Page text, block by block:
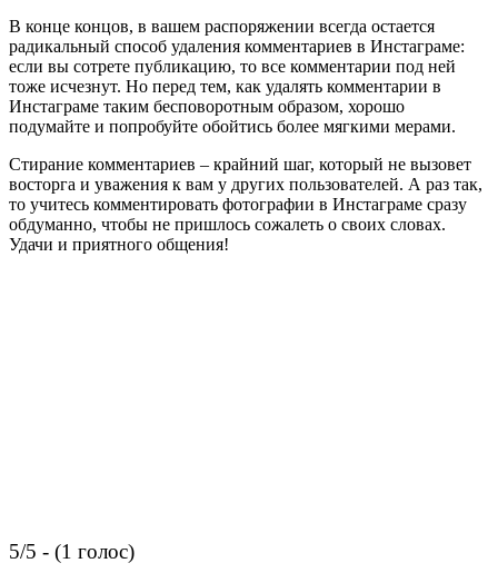
В конце концов, в вашем распоряжении всегда остается
радикальный способ удаления комментариев в Инстаграме:
если вы сотрете публикацию, то все комментарии под ней
тоже исчезнут. Но перед тем, как удалять комментарии в
Инстаграме таким бесповоротным образом, хорошо
подумайте и попробуйте обойтись более мягкими мерами.
Стирание комментариев – крайний шаг, который не вызовет
восторга и уважения к вам у других пользователей. А раз так,
то учитесь комментировать фотографии в Инстаграме сразу
обдуманно, чтобы не пришлось сожалеть о своих словах.
Удачи и приятного общения!
5/5 - (1 голос)